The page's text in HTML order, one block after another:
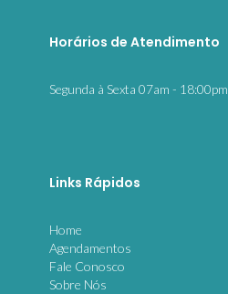
Horários de Atendimento
Segunda à Sexta 07am - 18:00pm
Links Rápidos
Home
Agendamentos
Fale Conosco
Sobre Nós